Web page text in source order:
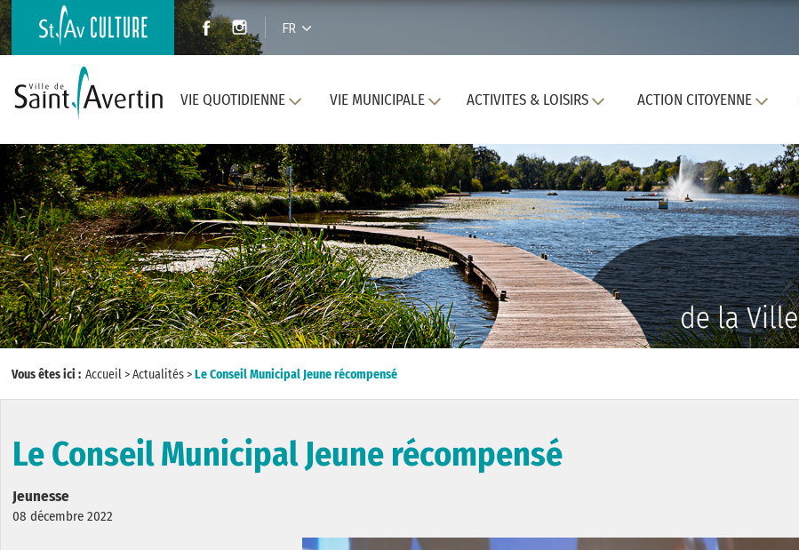
FR
VIE QUOTIDIENNE VIE MUNICIPALE ACTIVITES & LOISIRS ACTION CITOYENNE
Vous êtes ici : Accueil>Actualités>Le Conseil Municipal Jeune récompensé
Le Conseil Municipal Jeune récompensé
Jeunesse
08 décembre 2022